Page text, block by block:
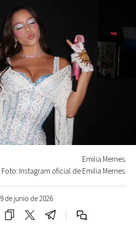
9 de junio de 2026
Emilia Mernes.
Foto: Instagram oficial de Emilia Mernes.